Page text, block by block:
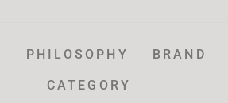
PHILOSOPHY BRAND
CATEGORY